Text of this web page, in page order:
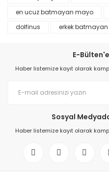
en ucuz batmayan mayo
dolfinus
erkek
E-
Haber listemize kayıt olarak
Sosyal
Haber listemize kayıt olarak